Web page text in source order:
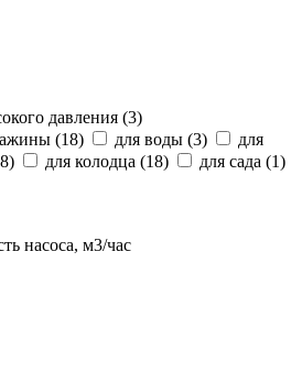
давления (3)
(18) для воды (3)
для
) для колодца (18) для сада (1)
насоса, м3/час